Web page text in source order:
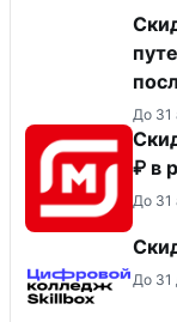
До 31
₽ в
До 31
До 31